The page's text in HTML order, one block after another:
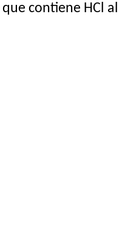
contiene HCl al